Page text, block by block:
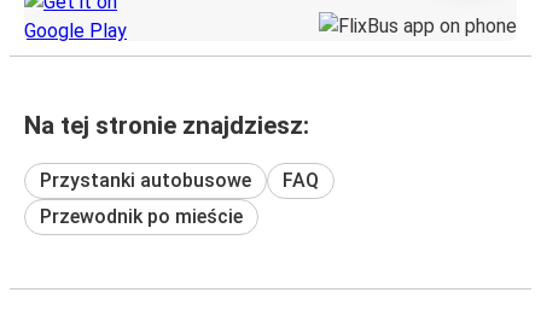
Na tej stronie znajdziesz:
Przystanki autobusowe
FAQ
Przewodnik po mieście